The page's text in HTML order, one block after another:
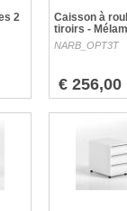
2
Caisson à
tiroirs -
NARB_OPT3T
€ 256,00